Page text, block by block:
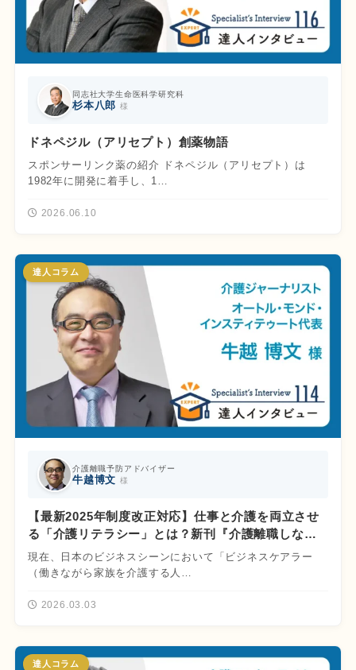
同志社大学生命医科学研究科
杉本八郎 様
ドネペジル（アリセプト）創薬物語
スポンサーリンク薬の紹介 ドネペジル（アリセプト）は
1982年に開発に着手し、1…
2026.06.10
達人コラム
介護離職予防アドバイザー
牛越博文 様
【最新2025年制度改正対応】仕事と介護を両立させ
る「介護リテラシー」とは？新刊『介護離職しな
い！介護で仕事を辞めないための本』徹底解説
現在、日本のビジネスシーンにおいて「ビジネスケアラー
（働きながら家族を介護する人…
2026.03.03
達人コラム